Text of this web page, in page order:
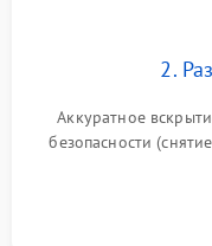
2.
Аккуратное
безопасности
и кистей для